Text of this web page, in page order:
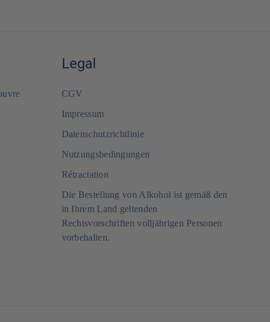
Legal
CGV
Impressum
Datenschutzrichtlinie
Nutzungsbedingungen
Rétractation
Die Bestellung von Alkohol ist gemäß den
in Ihrem Land geltenden
Rechtsvorschriften volljährigen Personen
vorbehalten.